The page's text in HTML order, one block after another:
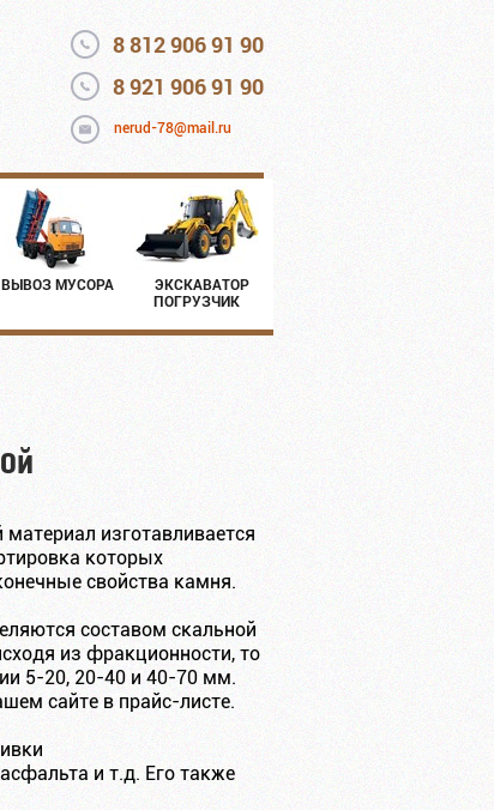
8 812 906 91 90
8 921 906 91 90
nerud-78@mail.ru
ВЫВОЗ МУСОРА
ЭКСКАВАТОР
ПОГРУЗЧИК
изготавливается
которых
свойства камня.
составом скальной
из фракционности, то
5-20, 20-40 и 40-70 мм.
сайте в прайс-листе.
и т.д. Его также